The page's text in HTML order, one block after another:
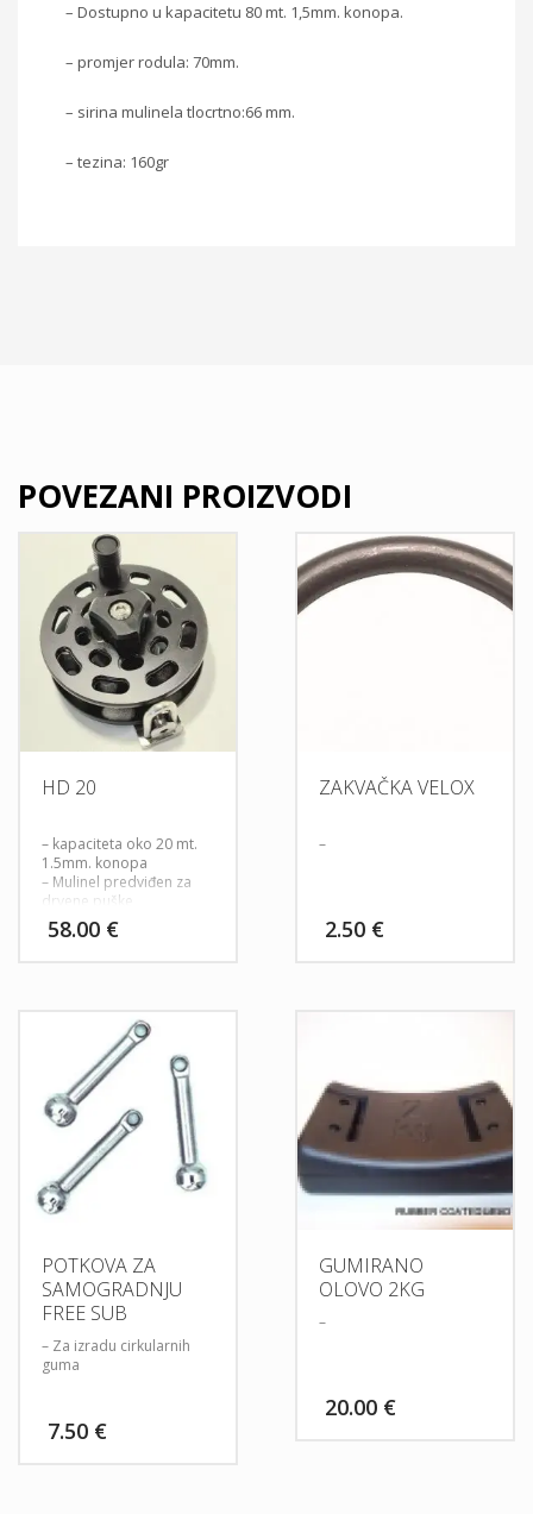
– Dostupno u kapacitetu 80 mt. 1,5mm. konopa.
– promjer rodula: 70mm.
– sirina mulinela tlocrtno:66 mm.
– tezina: 160gr
POVEZANI PROIZVODI
HD 20
– kapaciteta oko 20 mt.
1.5mm. konopa
– Mulinel predviđen za
drvene puške
– Izuzetno čvrst i izdržljiv
– Opruga iz unutra koja
vanjske strane koji drži
špagu unutar rodula
– Za ugradnju na druge
vrste pušaka potrebne su
izmjene
58.00 €
ZAKVAČKA VELOX
–
2.50 €
POTKOVA ZA
SAMOGRADNJU
FREE SUB
– Za izradu cirkularnih
guma
7.50 €
GUMIRANO
OLOVO 2KG
–
20.00 €